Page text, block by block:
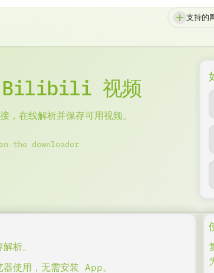
支持的
Bilibili 视频
线解析并保存可用视频。
the downloader
析。
使用，无需安装 App。